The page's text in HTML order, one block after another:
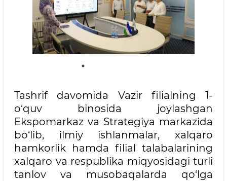
Tashrif davomida Vazir filialning 1-
o‘quv binosida joylashgan
Ekspomarkaz va Strategiya markazida
bo‘lib, ilmiy ishlanmalar, xalqaro
hamkorlik hamda filial talabalarining
xalqaro va respublika miqyosidagi turli
tanlov va musobaqalarda qo‘lga